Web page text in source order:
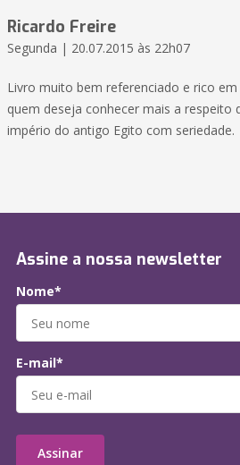
Ricardo Freire
Segunda | 20.07.2015 às 22h07
Livro muito bem referenciado e rico
quem deseja conhecer mais a respeito
império do antigo Egito com seriedade.
Assine a nossa newsletter
Nome*
E-mail*
Assinar